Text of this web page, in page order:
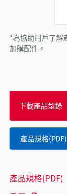
*為協助用戶了解
加購配件。
下載產品型錄
產品規格(PDF)
產品規格(PDF)